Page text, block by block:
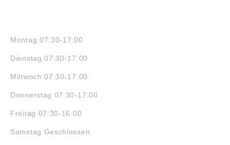
Montag 07:30-17:00
Dienstag 07:30-17:00
Mittwoch 07:30-17:00
Donnerstag 07:30-17:00
Freitag 07:30-16:00
Samstag Geschlossen